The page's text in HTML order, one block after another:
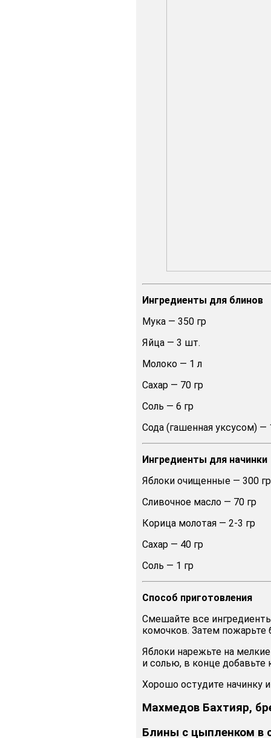
Ингредиенты для блинов
Мука — 350 гр
Яйца — 3 шт.
Молоко — 1 л
Сахар — 70 гр
Соль — 6 гр
Сода (гашенная уксусом) —
Ингредиенты для начинки
Яблоки очищенные — 300 гр
Сливочное масло — 70 гр
Корица молотая — 2-3 гр
Сахар — 40 гр
Соль — 1 гр
Способ приготовления
Смешайте все
комочков. Затем пожарьте
Яблоки нарежьте на
и солью, в конце добавьте
Хорошо остудите начинку
Махмедов Бахтияр,
Блины с цыпленком в